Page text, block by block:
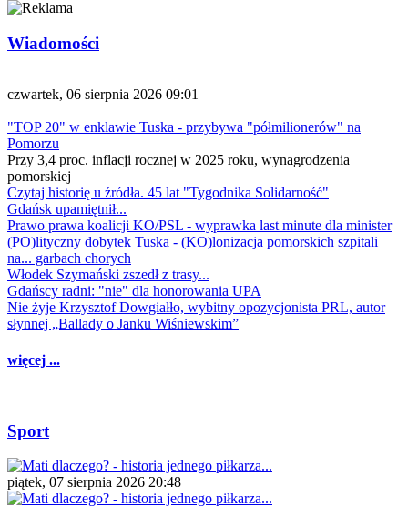
Wiadomości
czwartek, 06 sierpnia 2026 09:01
"TOP 20" w enklawie Tuska - przybywa "półmilionerów" na
Pomorzu
Przy 3,4 proc. inflacji rocznej w 2025 roku, wynagrodzenia
pomorskiej
Czytaj historię u źródła. 45 lat "Tygodnika Solidarność"
Gdańsk upamiętnił...
Prawo prawa koalicji KO/PSL - wyprawka last minute dla minister
(PO)lityczny dobytek Tuska - (KO)lonizacja pomorskich szpitali
na... garbach chorych
Włodek Szymański zszedł z trasy...
Gdańscy radni: "nie" dla honorowania UPA
Nie żyje Krzysztof Dowgiałło, wybitny opozycjonista PRL, autor
słynnej „Ballady o Janku Wiśniewskim”
więcej ...
Sport
piątek, 07 sierpnia 2026 20:48